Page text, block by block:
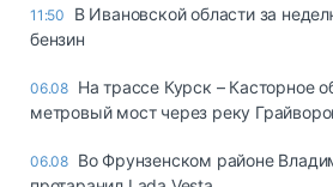
11:50
В Ивановской области за
бензин
06.08 На трассе Курск – Касторное
метровый мост через реку
06.08 Во Фрунзенском районе